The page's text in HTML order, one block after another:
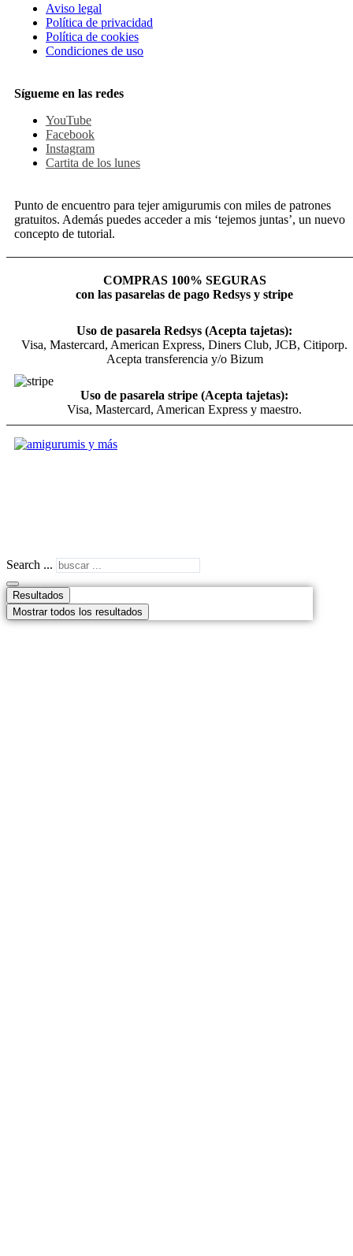
Aviso legal
Política de privacidad
Política de cookies
Condiciones de uso
Sígueme en las redes
YouTube
Facebook
Instagram
Cartita de los lunes
Punto de encuentro para tejer amigurumis con miles de patrones
gratuitos. Además puedes acceder a mis ‘tejemos juntas’, un nuevo
concepto de tutorial.
COMPRAS 100% SEGURAS
con las pasarelas de pago Redsys y stripe
Uso de pasarela Redsys (Acepta tajetas):
Visa, Mastercard, American Express, Diners Club, JCB, Citiporp.
Acepta transferencia y/o Bizum
Uso de pasarela stripe (Acepta tajetas):
Visa, Mastercard, American Express y maestro.
Search ...
Resultados
Mostrar todos los resultados